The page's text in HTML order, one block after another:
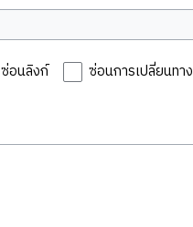
ซ่อนลิงก์
ซ่อนการเปลี่ยนทาง